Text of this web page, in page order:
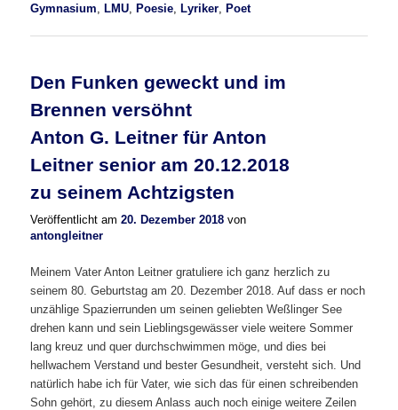
Gymnasium
LMU Poesie Lyriker Poet
Den Funken geweckt und im
Brennen versöhnt
Anton G. Leitner für Anton
Leitner senior am 20.12.2018
zu seinem Achtzigsten
Veröffentlicht am20. Dezember 2018 von
antongleitner
Meinem Vater Anton Leitner gratuliere ich ganz herzlich zu
seinem 80. Geburtstag am 20. Dezember 2018. Auf dass er noch
unzählige Spazierrunden um seinen geliebten Weßlinger See
drehen kann und sein Lieblingsgewässer viele weitere Sommer
lang kreuz und quer durchschwimmen möge, und dies bei
hellwachem Verstand und bester Gesundheit, versteht sich. Und
natürlich habe ich für Vater, wie sich das für einen schreibenden
Sohn gehört, zu diesem Anlass auch noch einige weitere Zeilen